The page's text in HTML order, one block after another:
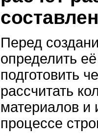
Перед
определить
подготовить
рассчитать
материалов и
процессе